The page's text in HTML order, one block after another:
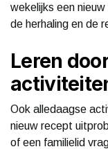
wekelijks een
de herhaling en de
Leren
Ook alledaagse
nieuw recept
of een familielid